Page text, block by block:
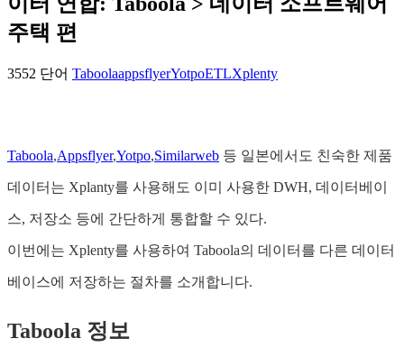
주택 편
3552 단어 TaboolaappsflyerYotpoETLXplenty
Taboola,Appsflyer,Yotpo,Similarweb 등 일본에서도 친숙한 제품
데이터는 Xplanty를 사용해도 이미 사용한 DWH, 데이터베이
스, 저장소 등에 간단하게 통합할 수 있다.
이번에는 Xplenty를 사용하여 Taboola의 데이터를 다른 데이터
베이스에 저장하는 절차를 소개합니다.
Taboola 정보